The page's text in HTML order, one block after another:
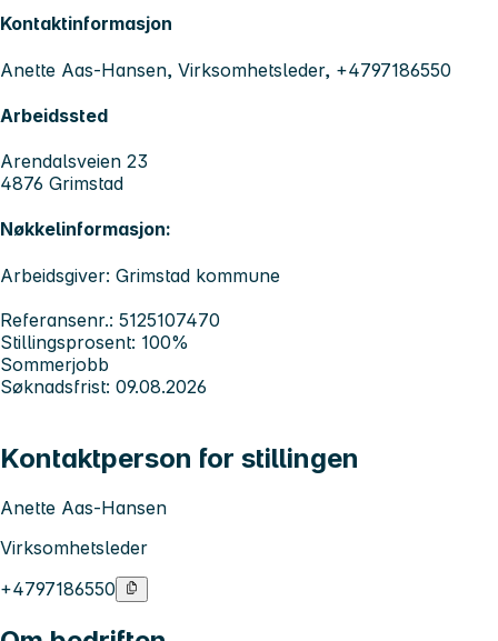
Kontaktinformasjon
Anette Aas-Hansen, Virksomhetsleder, +4797186550
Arbeidssted
Arendalsveien 23
4876 Grimstad
Nøkkelinformasjon:
Arbeidsgiver: Grimstad kommune
Referansenr.: 5125107470
Stillingsprosent: 100%
Sommerjobb
Søknadsfrist: 09.08.2026
Kontaktperson for stillingen
Anette Aas-Hansen
Virksomhetsleder
+4797186550